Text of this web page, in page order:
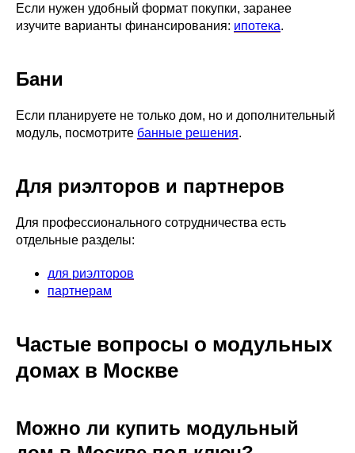
Если нужен удобный формат покупки, заранее
изучите варианты финансирования: ипотека.
Бани
Если планируете не только дом, но и дополнительный
модуль, посмотрите банные решения.
Для риэлторов и партнеров
Для профессионального сотрудничества есть
отдельные разделы:
для риэлторов
партнерам
Частые вопросы о модульных
домах в Москве
Можно ли купить модульный